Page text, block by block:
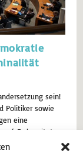
sein!
Politiker sowie
eine
auf. Es bereitet
Gesellschaft und
in den…